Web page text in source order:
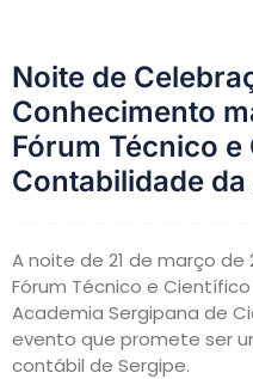
Noite de
Conhecimento
Fórum Técnico
Contabilidade da
A noite de 21 de março de
Fórum Técnico e
Academia Sergipana de
evento que promete ser
contábil de Sergipe.